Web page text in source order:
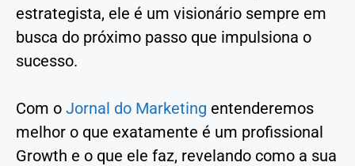
estrategista, ele é um visionário sempre em
busca do próximo passo que impulsiona o
sucesso.
Com o Jornal do Marketing entenderemos
melhor o que exatamente é um profissional
Growth e o que ele faz, revelando como a sua